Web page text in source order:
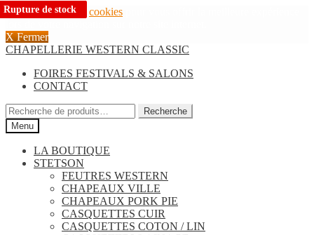
Nous utilisons des cookies
X Fermer
Aller
navigation
Aller
contenu
CHAPELLERIE WESTERN CLASSIC
FOIRES FESTIVALS & SALONS
CONTACT
Recherche
pour :
Recherche
Menu
LA BOUTIQUE
STETSON
FEUTRES WESTERN
CHAPEAUX VILLE
CHAPEAUX PORK PIE
CASQUETTES CUIR
CASQUETTES COTON / LIN
Rupture de stock
Rupture de stock
Rupture de stock